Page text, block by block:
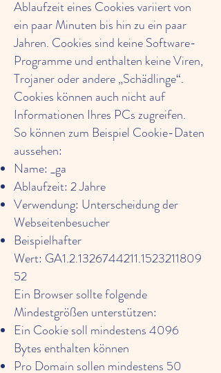
Ablaufzeit eines Cookies variiert von
ein paar Minuten bis hin zu ein paar
Jahren. Cookies sind keine Software-
Programme und enthalten keine Viren,
Trojaner oder andere „Schädlinge“.
Cookies können auch nicht auf
Informationen Ihres PCs zugreifen.
So können zum Beispiel Cookie-Daten
aussehen:
Name: _ga
Ablaufzeit: 2 Jahre
Verwendung: Unterscheidung der
Webseitenbesucher
Beispielhafter
Wert: GA1.2.1326744211.1523211809
52
Ein Browser sollte folgende
Mindestgrößen unterstützen:
Ein Cookie soll mindestens 4096
Bytes enthalten können
Pro Domain sollen mindestens 50